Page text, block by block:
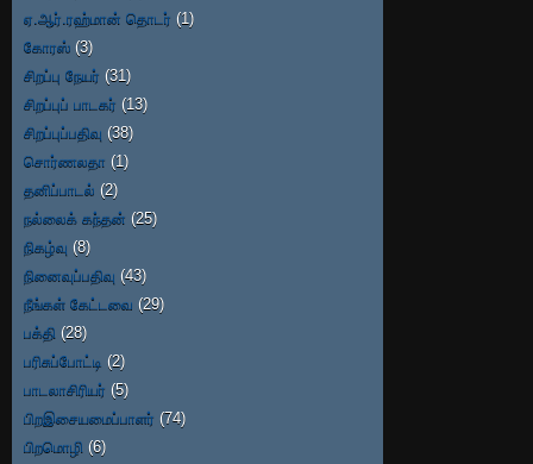
ஏ.ஆர்.ரஹ்மான் தொடர் (1)
கோரஸ் (3)
சிறப்பு நேயர் (31)
சிறப்புப் பாடகர் (13)
சிறப்புப்பதிவு (38)
சொர்ணலதா (1)
தனிப்பாடல் (2)
நல்லைக் கந்தன் (25)
நிகழ்வு (8)
நினைவுப்பதிவு (43)
நீங்கள் கேட்டவை (29)
பக்தி (28)
பரிசுப்போட்டி (2)
பாடலாசிரியர் (5)
பிறஇசையமைப்பாளர் (74)
பிறமொழி (6)